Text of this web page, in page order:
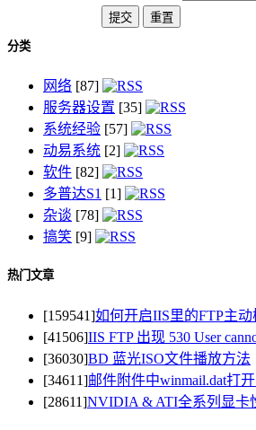
分类
网络 [87]
服务器设置 [35]
系统经验 [57]
动易系统 [2]
软件 [82]
多普达S1 [1]
杂谈 [78]
搞笑 [9]
热门文章
[159541]如何开启IIS里的FTP主
[41506]IIS FTP 出现 530 User
[36030]BD 蓝光ISO文件播放方法
[34611]邮件附件中winmail.dat打
[28611]NVIDIA & ATI全系列显卡